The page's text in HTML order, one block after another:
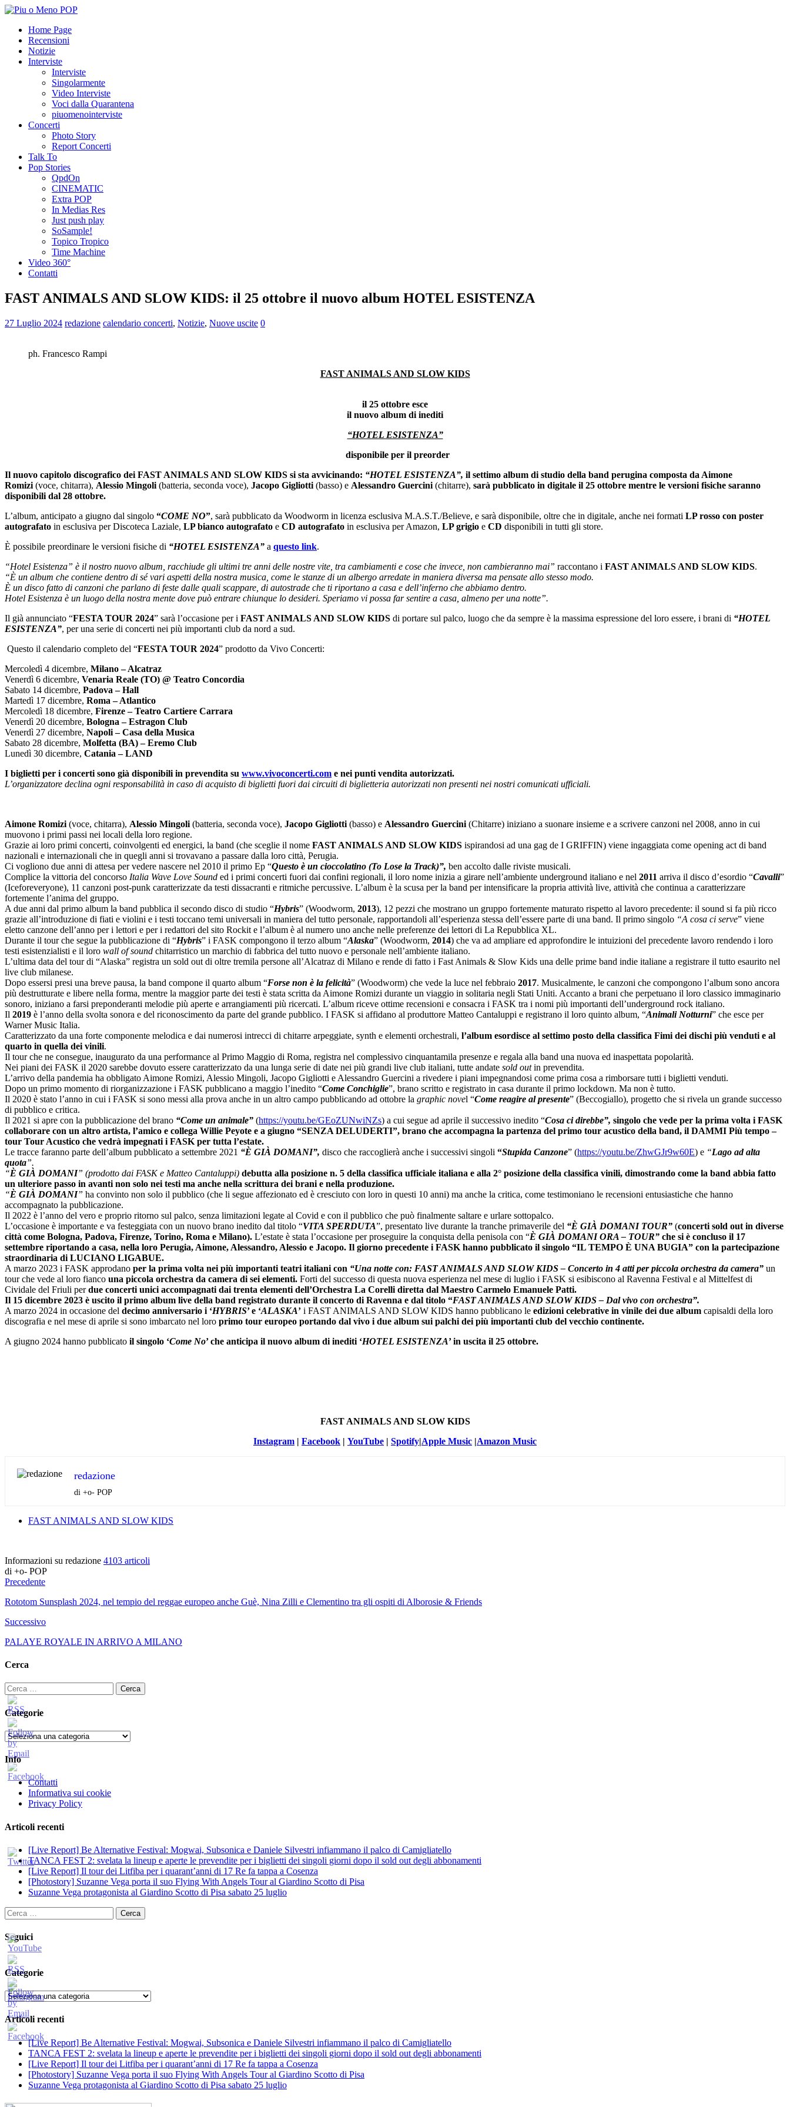
Home Page
Recensioni
Notizie
Interviste
Interviste
Singolarmente
Video Interviste
Voci dalla Quarantena
piuomenointerviste
Concerti
Photo Story
Report Concerti
Talk To
Pop Stories
QpdOn
CINEMATIC
Extra POP
In Medias Res
Just push play
SoSample!
Topico Tropico
Time Machine
Video 360°
Contatti
FAST ANIMALS AND SLOW KIDS: il 25 ottobre il nuovo album HOTEL ESISTENZA
27 Luglio 2024 redazione calendario concerti, Notizie, Nuove uscite 0
ph. Francesco Rampi
FAST ANIMALS AND SLOW KIDS
il 25 ottobre esce
il nuovo album di inediti
“HOTEL ESISTENZA”
disponibile per il preorder
Il nuovo capitolo discografico dei FAST ANIMALS AND SLOW KIDS si sta avvicinando: “HOTEL ESISTENZA”, il settimo album di studio della band perugina composta da Aimone
Romizi (voce, chitarra), Alessio Mingoli (batteria, seconda voce), Jacopo Gigliotti (basso) e Alessandro Guercini (chitarre), sarà pubblicato in digitale il 25 ottobre mentre le versioni fisiche saranno
disponibili dal 28 ottobre.
L’album, anticipato a giugno dal singolo “COME NO”, sarà pubblicato da Woodworm in licenza esclusiva M.A.S.T./Believe, e sarà disponibile, oltre che in digitale, anche nei formati LP rosso con poster
autografato in esclusiva per Discoteca Laziale, LP bianco autografato e CD autografato in esclusiva per Amazon, LP grigio e CD disponibili in tutti gli store.
È possibile preordinare le versioni fisiche di “HOTEL ESISTENZA” a questo link.
“Hotel Esistenza” è il nostro nuovo album, racchiude gli ultimi tre anni delle nostre vite, tra cambiamenti e cose che invece, non cambieranno mai” raccontano i FAST ANIMALS AND SLOW KIDS.
“È un album che contiene dentro di sé vari aspetti della nostra musica, come le stanze di un albergo arredate in maniera diversa ma pensate allo stesso modo.
È un disco fatto di canzoni che parlano di feste dalle quali scappare, di autostrade che ti riportano a casa e dell’inferno che abbiamo dentro.
Hotel Esistenza è un luogo della nostra mente dove può entrare chiunque lo desideri. Speriamo vi possa far sentire a casa, almeno per una notte”.
Il già annunciato “FESTA TOUR 2024” sarà l’occasione per i FAST ANIMALS AND SLOW KIDS di portare sul palco, luogo che da sempre è la massima espressione del loro essere, i brani di “HOTEL
ESISTENZA”, per una serie di concerti nei più importanti club da nord a sud.
Questo il calendario completo del “FESTA TOUR 2024” prodotto da Vivo Concerti:
Mercoledì 4 dicembre, Milano – Alcatraz
Venerdì 6 dicembre, Venaria Reale (TO) @ Teatro Concordia
Sabato 14 dicembre, Padova – Hall
Martedì 17 dicembre, Roma – Atlantico
Mercoledì 18 dicembre, Firenze – Teatro Cartiere Carrara
Venerdì 20 dicembre, Bologna – Estragon Club
Venerdì 27 dicembre, Napoli – Casa della Musica
Sabato 28 dicembre, Molfetta (BA) – Eremo Club
Lunedì 30 dicembre, Catania – LAND
I biglietti per i concerti sono già disponibili in prevendita su www.vivoconcerti.com e nei punti vendita autorizzati.
L’organizzatore declina ogni responsabilità in caso di acquisto di biglietti fuori dai circuiti di biglietteria autorizzati non presenti nei nostri comunicati ufficiali.
Aimone Romizi (voce, chitarra), Alessio Mingoli (batteria, seconda voce), Jacopo Gigliotti (basso) e Alessandro Guercini (Chitarre) iniziano a suonare insieme e a scrivere canzoni nel 2008, anno in cui
muovono i primi passi nei locali della loro regione.
Grazie ai loro primi concerti, coinvolgenti ed energici, la band (che sceglie il nome FAST ANIMALS AND SLOW KIDS ispirandosi ad una gag de I GRIFFIN) viene ingaggiata come opening act di band
nazionali e internazionali che in quegli anni si trovavano a passare dalla loro città, Perugia.
Ci vogliono due anni di attesa per vedere nascere nel 2010 il primo Ep “Questo è un cioccolatino (To Lose la Track)”, ben accolto dalle riviste musicali.
Complice la vittoria del concorso Italia Wave Love Sound ed i primi concerti fuori dai confini regionali, il loro nome inizia a girare nell’ambiente underground italiano e nel 2011 arriva il disco d’esordio “Cavalli”
(Iceforeveryone), 11 canzoni post-punk caratterizzate da testi dissacranti e ritmiche percussive. L’album è la scusa per la band per intensificare la propria attività live, attività che continua a caratterizzare
fortemente l’anima del gruppo.
A due anni dal primo album la band pubblica il secondo disco di studio “Hybris” (Woodworm, 2013), 12 pezzi che mostrano un gruppo fortemente maturato rispetto al lavoro precedente: il sound si fa più ricco
grazie all’introduzione di fiati e violini e i testi toccano temi universali in maniera del tutto personale, rapportandoli all’esperienza stessa dell’essere parte di una band. Il primo singolo “A cosa ci serve” viene
eletto canzone dell’anno per i lettori e per i redattori del sito Rockit e l’album è al numero uno anche nelle preferenze dei lettori di La Repubblica XL.
Durante il tour che segue la pubblicazione di “Hybris” i FASK compongono il terzo album “Alaska” (Woodworm, 2014) che va ad ampliare ed approfondire le intuizioni del precedente lavoro rendendo i loro
testi esistenzialisti e il loro wall of sound chitarristico un marchio di fabbrica del tutto nuovo e personale nell’ambiente italiano.
L’ultima data del tour di “Alaska” registra un sold out di oltre tremila persone all’Alcatraz di Milano e rende di fatto i Fast Animals & Slow Kids una delle prime band indie italiane a registrare il tutto esaurito nel
live club milanese.
Dopo essersi presi una breve pausa, la band compone il quarto album “Forse non è la felicità” (Woodworm) che vede la luce nel febbraio 2017. Musicalmente, le canzoni che compongono l’album sono ancora
più destrutturate e libere nella forma, mentre la maggior parte dei testi è stata scritta da Aimone Romizi durante un viaggio in solitaria negli Stati Uniti. Accanto a brani che perpetuano il loro classico immaginario
sonoro, iniziano a farsi preponderanti melodie più aperte e arrangiamenti più ricercati. L’album riceve ottime recensioni e consacra i FASK tra i nomi più importanti dell’underground rock italiano.
Il 2019 è l’anno della svolta sonora e del riconoscimento da parte del grande pubblico. I FASK si affidano al produttore Matteo Cantaluppi e registrano il loro quinto album, “Animali Notturni” che esce per
Warner Music Italia.
Caratterizzato da una forte componente melodica e dai numerosi intrecci di chitarre arpeggiate, synth e elementi orchestrali, l’album esordisce al settimo posto della classifica Fimi dei dischi più venduti e al
quarto in quella dei vinili.
Il tour che ne consegue, inaugurato da una performance al Primo Maggio di Roma, registra nel complessivo cinquantamila presenze e regala alla band una nuova ed inaspettata popolarità.
Nei piani dei FASK il 2020 sarebbe dovuto essere caratterizzato da una lunga serie di date nei più grandi live club italiani, tutte andate sold outin prevendita.
L’arrivo della pandemia ha obbligato Aimone Romizi, Alessio Mingoli, Jacopo Gigliotti e Alessandro Guercini a rivedere i piani impegnandosi come prima cosa a rimborsare tutti i biglietti venduti.
Dopo un primo momento di riorganizzazione i FASK pubblicano a maggio l’inedito “Come Conchiglie”, brano scritto e registrato in casa durante il primo lockdown. Ma non è tutto.
Il 2020 è stato l’anno in cui i FASK si sono messi alla prova anche in un altro campo pubblicando ad ottobre la graphic novel “Come reagire al presente” (Beccogiallo), progetto che si rivela un grande successo
di pubblico e critica.
Il 2021 si apre con la pubblicazione del brano “Come un animale” (https://youtu.be/GEoZUNwiNZs) a cui segue ad aprile il successivo inedito “Cosa ci direbbe”, singolo che vede per la prima volta i FASK
collaborare con un altro artista, l’amico e collega Willie Peyote e a giugno “SENZA DELUDERTI”, brano che accompagna la partenza del primo tour acustico della band, il DAMMI Più tempo –
tour Tour Acustico che vedrà impegnati i FASK per tutta l’estate.
Le tracce faranno parte dell’album pubblicato a settembre 2021 “È GIÀ DOMANI”, disco che raccoglierà anche i successivi singoli “Stupida Canzone” (https://youtu.be/ZhwGJr9w60E) e “Lago ad alta
quota”.
“È GIÀ DOMANI” (prodotto dai FASK e Matteo Cantaluppi) debutta alla posizione n. 5 della classifica ufficiale italiana e alla 2° posizione della classifica vinili, dimostrando come la band abbia fatto
un ulteriore passo in avanti non solo nei testi ma anche nella scrittura dei brani e nella produzione.
“È GIÀ DOMANI” ha convinto non solo il pubblico (che li segue affezionato ed è cresciuto con loro in questi 10 anni) ma anche la critica, come testimoniano le recensioni entusiastiche che hanno
accompagnato la pubblicazione.
Il 2022 è l’anno del vero e proprio ritorno sul palco, senza limitazioni legate al Covid e con il pubblico che può finalmente saltare e urlare sottopalco.
L’occasione è importante e va festeggiata con un nuovo brano inedito dal titolo “VITA SPERDUTA”, presentato live durante la tranche primaverile del “È GIÀ DOMANI TOUR” (concerti sold out in diverse
città come Bologna, Padova, Firenze, Torino, Roma e Milano). L’estate è stata l’occasione per proseguire la conquista della penisola con “È GIÀ DOMANI ORA – TOUR” che si è concluso il 17
settembre riportando a casa, nella loro Perugia, Aimone, Alessandro, Alessio e Jacopo. Il giorno precedente i FASK hanno pubblicato il singolo “IL TEMPO È UNA BUGIA” con la partecipazione
straordinaria di LUCIANO LIGABUE.
A marzo 2023 i FASK approdano per la prima volta nei più importanti teatri italiani con “Una notte con: FAST ANIMALS AND SLOW KIDS – Concerto in 4 atti per piccola orchestra da camera” un
tour che vede al loro fianco una piccola orchestra da camera di sei elementi. Forti del successo di questa nuova esperienza nel mese di luglio i FASK si esibiscono al Ravenna Festival e al Mittelfest di
Cividale del Friuli perdue concerti unici accompagnati dai trenta elementi dell’Orchestra La Corelli diretta dal Maestro Carmelo Emanuele Patti.
Il 15 dicembre 2023 è uscito il primo album live della band registrato durante il concerto di Ravenna e dal titolo “FAST ANIMALS AND SLOW KIDS – Dal vivo con orchestra”.
A marzo 2024 in occasione del decimo anniversario i ‘HYBRIS’ e ‘ALASKA’ i FAST ANIMALS AND SLOW KIDS hanno pubblicano le edizioni celebrative in vinile dei due album capisaldi della loro
discografia e nel mese di aprile si sono imbarcato nel loro primo tour europeo portando dal vivo i due album sui palchi dei più importanti club del vecchio continente.
A giugno 2024 hanno pubblicato il singolo ‘Come No’ che anticipa il nuovo album di inediti ‘HOTEL ESISTENZA’ in uscita il 25 ottobre.
FAST ANIMALS AND SLOW KIDS
Instagram | Facebook | YouTube | Spotify|Apple Music |Amazon Music
redazione
di +o- POP
FAST ANIMALS AND SLOW KIDS
Informazioni su redazione 4103 articoli
di +o- POP
Precedente
Rototom Sunsplash 2024, nel tempio del reggae europeo anche Guè, Nina Zilli e Clementino tra gli ospiti di Alborosie & Friends
Successivo
PALAYE ROYALE IN ARRIVO A MILANO
Cerca
Ricerca
per:
Categorie
Categorie
Info
Contatti
Informativa sui cookie
Privacy Policy
Articoli recenti
[Live Report] Be Alternative Festival: Mogwai, Subsonica e Daniele Silvestri infiammano il palco di Camigliatello
TANCA FEST 2: svelata la lineup e aperte le prevendite per i biglietti dei singoli giorni dopo il sold out degli abbonamenti
[Live Report] Il tour dei Litfiba per i quarant’anni di 17 Re fa tappa a Cosenza
[Photostory] Suzanne Vega porta il suo Flying With Angels Tour al Giardino Scotto di Pisa
Suzanne Vega protagonista al Giardino Scotto di Pisa sabato 25 luglio
Ricerca
per:
Seguici
Categorie
Categorie
Articoli recenti
[Live Report] Be Alternative Festival: Mogwai, Subsonica e Daniele Silvestri infiammano il palco di Camigliatello
TANCA FEST 2: svelata la lineup e aperte le prevendite per i biglietti dei singoli giorni dopo il sold out degli abbonamenti
[Live Report] Il tour dei Litfiba per i quarant’anni di 17 Re fa tappa a Cosenza
[Photostory] Suzanne Vega porta il suo Flying With Angels Tour al Giardino Scotto di Pisa
Suzanne Vega protagonista al Giardino Scotto di Pisa sabato 25 luglio